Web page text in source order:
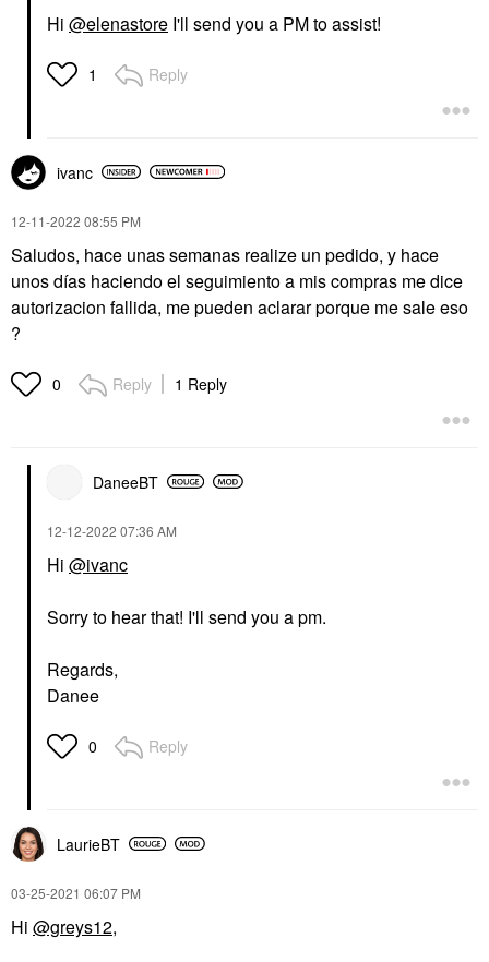
Hi @elenastore I'll send you a PM to assist!
1 Reply
ivanc
‎12-11-2022 08:55 PM
Saludos, hace unas semanas realize un pedido, y hace
unos días haciendo el seguimiento a mis compras me dice
autorizacion fallida, me pueden aclarar porque me sale eso
?
0 Reply 1 Reply
DaneeBT
‎12-12-2022 07:36 AM
Hi @ivanc
Sorry to hear that! I'll send you a pm.
Regards,
Danee
0 Reply
LaurieBT
‎03-25-2021 06:07 PM
Hi @greys12,